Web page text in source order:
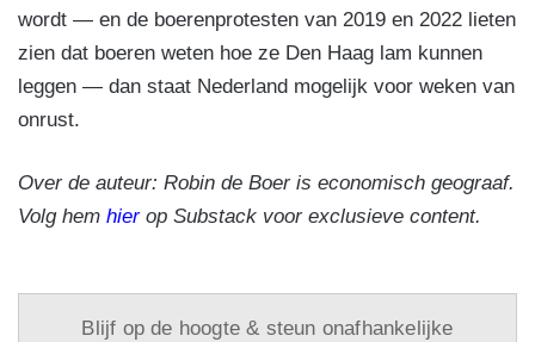
wordt — en de boerenprotesten van 2019 en 2022 lieten
zien dat boeren weten hoe ze Den Haag lam kunnen
leggen — dan staat Nederland mogelijk voor weken van
onrust.
Over de auteur: Robin de Boer is economisch geograaf.
Volg hem hierop Substack voor exclusieve content.
Blijf op de hoogte & steun onafhankelijke